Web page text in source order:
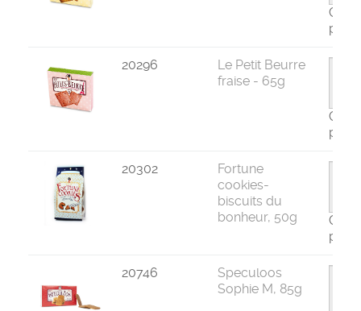
par 8
20296
Le Petit Beurre
fraise - 65g
par 8
20302
Fortune
cookies-
biscuits du
bonheur, 50g
par
20746
Speculoos
Sophie M, 85g